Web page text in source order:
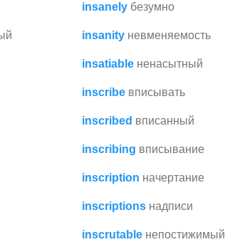
insanely безумно
insanity невменяемость
insatiable ненасытный
inscribe вписывать
inscribed вписанный
inscribing вписывание
inscription начертание
inscriptions надписи
inscrutable непостижимый